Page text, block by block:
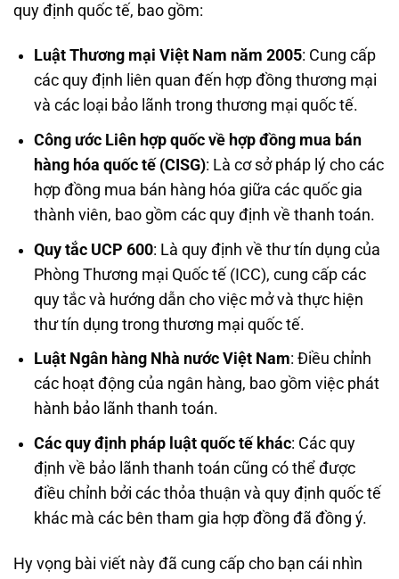
quy định quốc tế, bao gồm:
Luật Thương mại Việt Nam năm 2005: Cung cấp
các quy định liên quan đến hợp đồng thương mại
và các loại bảo lãnh trong thương mại quốc tế.
Công ước Liên hợp quốc về hợp đồng mua bán
hàng hóa quốc tế (CISG): Là cơ sở pháp lý cho các
hợp đồng mua bán hàng hóa giữa các quốc gia
thành viên, bao gồm các quy định về thanh toán.
Quy tắc UCP 600: Là quy định về thư tín dụng của
Phòng Thương mại Quốc tế (ICC), cung cấp các
quy tắc và hướng dẫn cho việc mở và thực hiện
thư tín dụng trong thương mại quốc tế.
Luật Ngân hàng Nhà nước Việt Nam: Điều chỉnh
các hoạt động của ngân hàng, bao gồm việc phát
hành bảo lãnh thanh toán.
Các quy định pháp luật quốc tế khác: Các quy
định về bảo lãnh thanh toán cũng có thể được
điều chỉnh bởi các thỏa thuận và quy định quốc tế
khác mà các bên tham gia hợp đồng đã đồng ý.
Hy vọng bài viết này đã cung cấp cho bạn cái nhìn